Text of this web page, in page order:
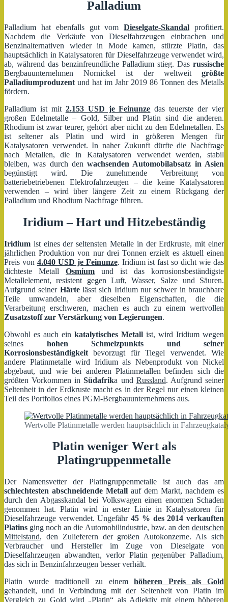
Palladium
Palladium hat ebenfalls gut vomDieselgate-Skandal profitiert.
Nachdem die Verkäufe von Dieselfahrzeugen einbrachen und
Benzinalternativen wieder in Mode kamen, stürzte Platin, das
hauptsächlich in Katalysatoren für Dieselfahrzeuge verwendet wird,
ab, während das benzinfreundliche Palladium stieg. Das russische
Bergbauunternehmen Nornickel ist der weltweit größte
Palladiumproduzent und hat im Jahr 2019 86 Tonnen des Metalls
fördern.
Palladium ist mit 2.153 USD je Feinunze das teuerste der vier
großen Edelmetalle – Gold, Silber und Platin sind die anderen.
Rhodium ist zwar teurer, gehört aber nicht zu den Edelmetallen. Es
ist seltener als Platin und wird in größeren Mengen für
Katalysatoren verwendet. In naher Zukunft dürfte die Nachfrage
nach Metallen, die in Katalysatoren verwendet werden, stabil
bleiben, was durch denwachsenden Automobilabsatz in Asien
begünstigt wird. Die zunehmende Verbreitung von
batteriebetriebenen Elektrofahrzeugen – die keine Katalysatoren
verwenden – wird über längere Zeit zu einem Rückgang der
Palladium und Rhodium Nachfrage führen.
Iridium – Hart und Hitzebeständig
Iridium ist eines der seltensten Metalle in der Erdkruste, mit einer
jährlichen Produktion von nur drei Tonnen erzielt es aktuell einen
Preis von 4.040 USD je Feinunze. Iridium ist fast so dicht wie das
dichteste Metall Osmium und ist das korrosionsbeständigste
Metallelement, resistent gegen Luft, Wasser, Salze und Säuren.
Aufgrund seiner Härtelässt sich Iridium nur schwer in brauchbare
Teile umwandeln, aber dieselben Eigenschaften, die die
Verarbeitung erschweren, machen es auch zu einem wertvollen
Zusatzstoff zur Verstärkung von Legierungen.
Obwohl es auch ein katalytisches Metall ist, wird Iridium wegen
seines hohen Schmelzpunkts und seiner
Korrosionsbeständigkeit bevorzugt für Tiegel verwendet. Wie
andere Platinmetalle wird Iridium als Nebenprodukt von Nickel
abgebaut, und wie bei anderen Platinmetallen befinden sich die
größten Vorkommen inSüdafrika und Russland. Aufgrund seiner
Seltenheit in der Erdkruste macht es in der Regel nur einen kleinen
Teil des Portfolios eines PGM-Bergbauunternehmens aus.
Wertvolle Platinmetalle werden hauptsächlich in
Platin weniger Wert als
Platingruppenmetalle
Der Namensvetter der Platingruppenmetalle ist auch das am
schlechtesten abschneidende Metall auf dem Markt, nachdem es
durch den Abgasskandal bei Volkswagen einen enormen Schaden
genommen hat. Platin wird in erster Linie in Katalysatoren für
Dieselfahrzeuge verwendet. Ungefähr45 % des 2014 verkauften
Platins ging noch an die Automobilindustrie, bzw. an den deutschen
Mittelstand, den Zulieferern der großen Autokonzerne. Als sich
Verbraucher und Hersteller im Zuge von Dieselgate von
Dieselfahrzeugen abwandten, verlor Platin gegenüber Palladium,
das sich in Benzinfahrzeugen besser verhält.
Platin wurde traditionell zu einem
höheren Preis als Gold
gehandelt, und in Verbindung mit der Seltenheit von Platin im
Vergleich zu Gold wird „Platin“ als Adjektiv mit einem höheren